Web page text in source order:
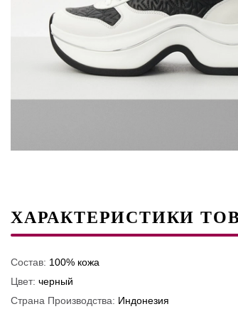
ХАРАКТЕРИСТИКИ
Состав: 100% кожа
Цвет: черный
Страна Производства: Индонезия